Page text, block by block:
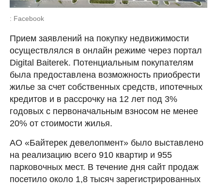
: Facebook
Прием заявлений на покупку недвижимости
осуществлялся в онлайн режиме через портал
Digital Baiterek. Потенциальным покупателям
была предоставлена возможность приобрести
жилье за счет собственных средств, ипотечных
кредитов и в рассрочку на 12 лет под 3%
годовых с первоначальным взносом не менее
20% от стоимости жилья.
АО «Байтерек девелопмент» было выставлено
на реализацию всего 910 квартир и 955
парковочных мест. В течение дня сайт продаж
посетило около 1,8 тысяч зарегистрированных